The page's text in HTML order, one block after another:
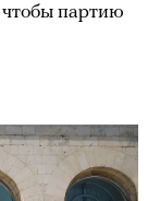
партию